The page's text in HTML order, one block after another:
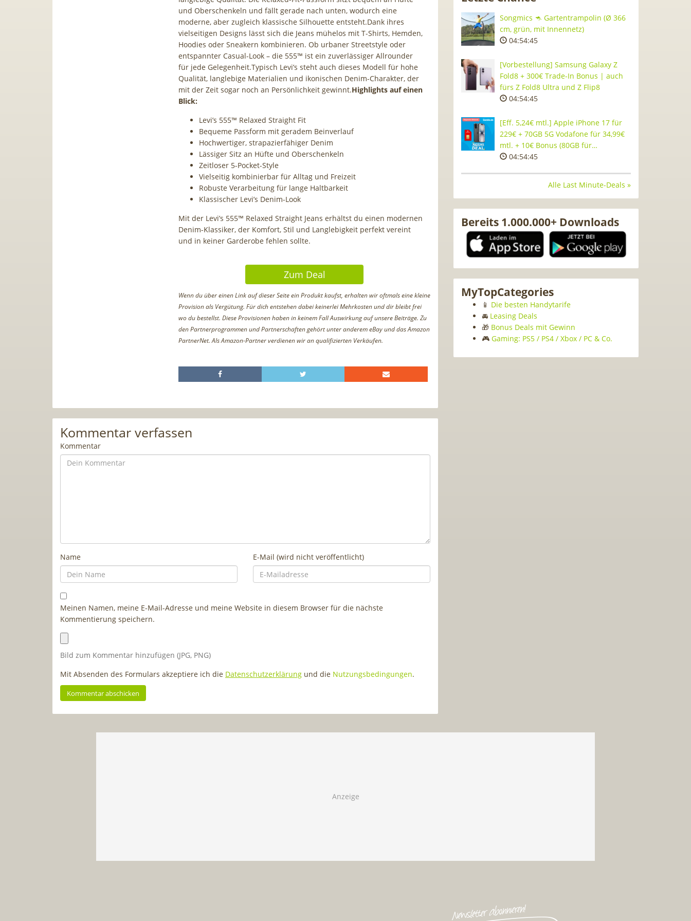
und Oberschenkeln und fällt gerade nach unten, wodurch eine
moderne, aber zugleich klassische Silhouette entsteht.Dank ihres
vielseitigen Designs lässt sich die Jeans mühelos mit T-Shirts, Hemden,
Hoodies oder Sneakern kombinieren. Ob urbaner Streetstyle oder
entspannter Casual-Look – die 555™ ist ein zuverlässiger Allrounder
für jede Gelegenheit.Typisch Levi’s steht auch dieses Modell für hohe
Qualität, langlebige Materialien und ikonischen Denim-Charakter, der
mit der Zeit sogar noch an Persönlichkeit gewinnt.Highlights auf einen
Blick:
Levi’s 555™ Relaxed Straight Fit
Bequeme Passform mit geradem Beinverlauf
Hochwertiger, strapazierfähiger Denim
Lässiger Sitz an Hüfte und Oberschenkeln
Zeitloser 5-Pocket-Style
Vielseitig kombinierbar für Alltag und Freizeit
Robuste Verarbeitung für lange Haltbarkeit
Klassischer Levi’s Denim-Look
Mit der Levi’s 555™ Relaxed Straight Jeans erhältst du einen modernen
Denim-Klassiker, der Komfort, Stil und Langlebigkeit perfekt vereint
und in keiner Garderobe fehlen sollte.
Zum Deal
Wenn du über einen Link auf dieser Seite ein Produkt kaufst, erhalten wir oftmals eine kleine
Provision als Vergütung. Für dich entstehen dabei keinerlei Mehrkosten und dir bleibt frei
wo du bestellst. Diese Provisionen haben in keinem Fall Auswirkung auf unsere Beiträge. Zu
den Partnerprogrammen und Partnerschaften gehört unter anderem eBay und das Amazon
PartnerNet. Als Amazon-Partner verdienen wir an qualifizierten Verkäufen.
Kommentar verfassen
Kommentar
Name E-Mail (wird nicht veröffentlicht)
Meinen Namen, meine E-Mail-Adresse und meine Website in diesem Browser für die nächste
Kommentierung speichern.
Bild zum Kommentar hinzufügen (JPG, PNG)
Mit Absenden des Formulars akzeptiere ich die Datenschutzerklärung und die Nutzungsbedingungen.
Songmics 🦘 Gartentrampolin (Ø 366
cm, grün, mit Innennetz)
04:54:44
[Vorbestellung] Samsung Galaxy Z
Fold8 + 300€ Trade-In Bonus | auch
fürs Z Fold8 Ultra und Z Flip8
04:54:44
[Eff. 5,24€ mtl.] Apple iPhone 17 für
229€ + 70GB 5G Vodafone für 34,99€
mtl. + 10€ Bonus (80GB für…
04:54:44
Alle Last Minute-Deals »
Bereits 1.000.000+ Downloads
MyTopCategories
📱 Die besten Handytarife
🚘 Leasing Deals
🎁 Bonus Deals mit Gewinn
🎮 Gaming: PS5 / PS4 / Xbox / PC & Co.